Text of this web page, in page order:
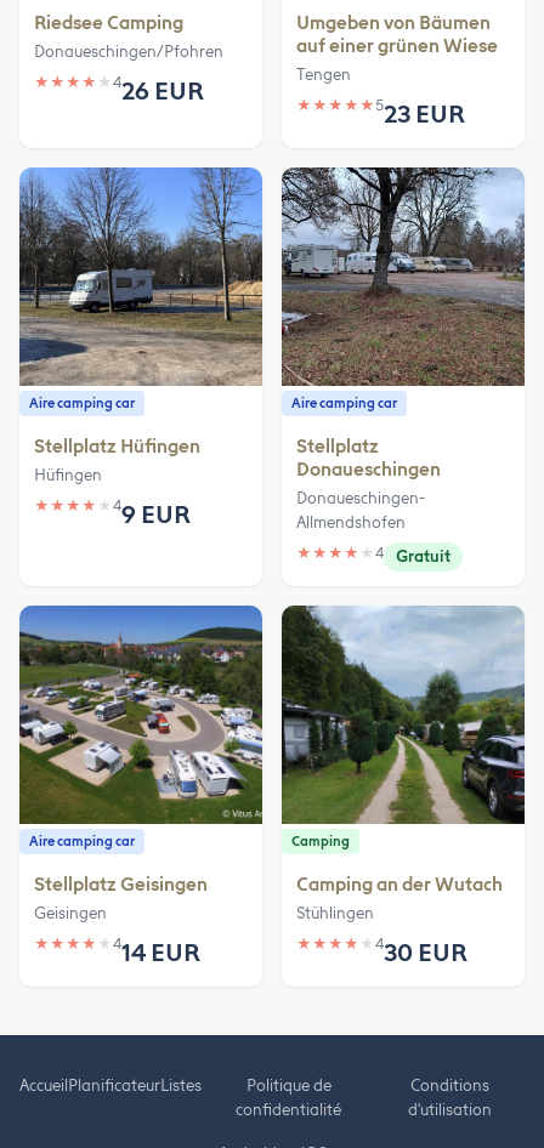
Riedsee Camping
Donaueschingen/Pfohren
★ ★ ★ ★ ★ 426 EUR
Umgeben von Bäumen
auf einer grünen Wiese
Tengen
★ ★ ★ ★ ★523 EUR
Aire camping car
Stellplatz Hüfingen
Hüfingen
★ ★ ★ ★ ★ 49 EUR
Aire camping car
Stellplatz
Donaueschingen
Donaueschingen-
Allmendshofen
★ ★ ★ ★ ★ 4 Gratuit
Aire camping car
Stellplatz Geisingen
Geisingen
★ ★ ★ ★ ★ 414 EUR
Camping
Camping an der Wutach
Stühlingen
★ ★ ★ ★ ★ 430 EUR
AccueilPlanificateurListes
Politique de
confidentialité
Conditions
d'utilisation